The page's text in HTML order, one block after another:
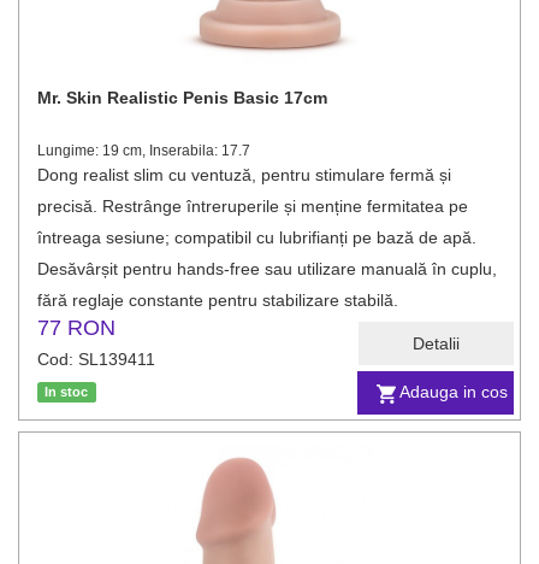
Adauga in cos
Detalii
Mr. Skin Realistic Penis Basic 17cm
Lungime: 19 cm, Inserabila: 17.7
Dong realist slim cu ventuză, pentru stimulare fermă și
precisă. Restrânge întreruperile și menține fermitatea pe
întreaga sesiune; compatibil cu lubrifianți pe bază de apă.
Desăvârșit pentru hands‑free sau utilizare manuală în cuplu,
fără reglaje constante pentru stabilizare stabilă.
77 RON
Cod: SL139411
In stoc